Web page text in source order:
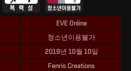
EVE Online
청소년이용불가
2019년 10월 10일
Fenris Creations